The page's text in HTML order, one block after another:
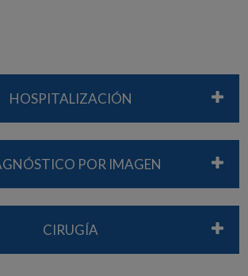
HOSPITALIZACIÓN
POR IMAGEN
CIRUGÍA